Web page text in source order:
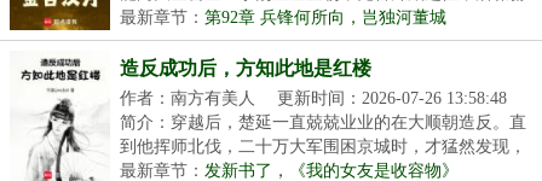
马...
最新章节： 第92章 兵锋何所向，岂独河董城
造反成功后，方知此地是红楼
作者：南方有美人
更新时间：2026-07-26 13:58:48
简介：穿越后，楚延一直兢兢业业的在大顺朝造反。直
到他挥师北伐，二十万大军围困京城时，才猛然发现，
这...
最新章节： 发新书了，《我的女友是收容物》